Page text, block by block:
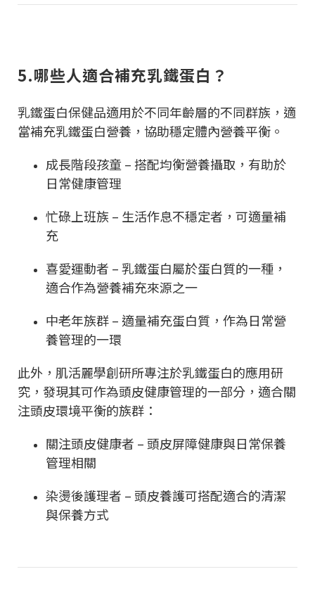
5.哪些人適合補充乳鐵蛋白？
乳鐵蛋白保健品適用於不同年齡層的不同群族，適
當補充乳鐵蛋白營養，協助穩定體內營養平衡。
成長階段孩童 – 搭配均衡營養攝取，有助於
日常健康管理
忙碌上班族 – 生活作息不穩定者，可適量補
充
喜愛運動者 – 乳鐵蛋白屬於蛋白質的一種，
適合作為營養補充來源之一
中老年族群 – 適量補充蛋白質，作為日常營
養管理的一環
此外，肌活麗學創研所專注於乳鐵蛋白的應用研
究，發現其可作為頭皮健康管理的一部分，適合關
注頭皮環境平衡的族群：
關注頭皮健康者 – 頭皮屏障健康與日常保養
管理相關
染燙後護理者 – 頭皮養護可搭配適合的清潔
與保養方式